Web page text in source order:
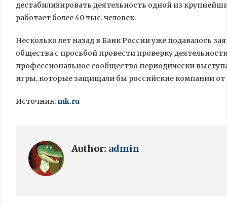
дестабилизировать деятельность одной из
работает более 40 тыс. человек.
Несколько лет назад в Банк России уже подавалось
общества с просьбой провести проверку
профессиональное сообщество периодически
игры, которые защищали бы российские компании
Источник: mk.ru
Author: admin